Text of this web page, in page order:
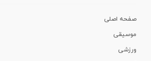
صفحه اصلی
موسیقی
ورزشی